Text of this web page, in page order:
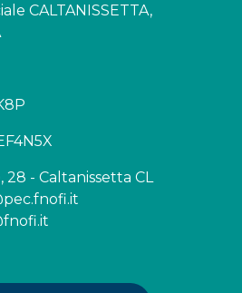
CALTANISSETTA,
28 - Caltanissetta CL